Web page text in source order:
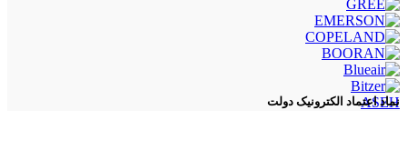
ASEH
نماد اعتماد الکترونیک دولت